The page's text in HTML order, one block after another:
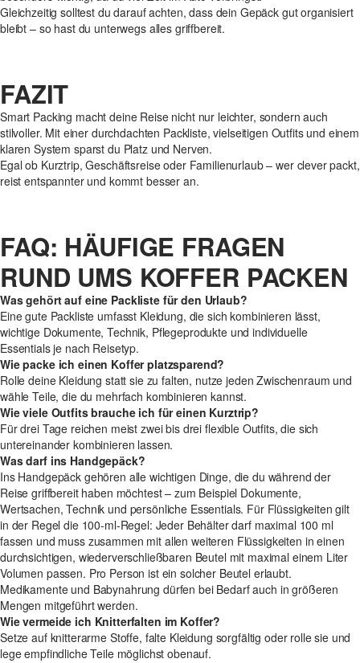
Gleichzeitig solltest du darauf achten, dass dein Gepäck gut organisiert
bleibt – so hast du unterwegs alles griffbereit.
FAZIT
Smart Packing macht deine Reise nicht nur leichter, sondern auch
stilvoller. Mit einer durchdachten Packliste, vielseitigen Outfits und einem
klaren System sparst du Platz und Nerven.
Egal ob Kurztrip, Geschäftsreise oder Familienurlaub – wer clever packt,
reist entspannter und kommt besser an.
FAQ: HÄUFIGE FRAGEN
RUND UMS KOFFER PACKEN
Was gehört auf eine Packliste für den Urlaub?
Eine gute Packliste umfasst Kleidung, die sich kombinieren lässt,
wichtige Dokumente, Technik, Pflegeprodukte und individuelle
Essentials je nach Reisetyp.
Wie packe ich einen Koffer platzsparend?
Rolle deine Kleidung statt sie zu falten, nutze jeden Zwischenraum und
wähle Teile, die du mehrfach kombinieren kannst.
Wie viele Outfits brauche ich für einen Kurztrip?
Für drei Tage reichen meist zwei bis drei flexible Outfits, die sich
untereinander kombinieren lassen.
Was darf ins Handgepäck?
Ins Handgepäck gehören alle wichtigen Dinge, die du während der
Reise griffbereit haben möchtest – zum Beispiel Dokumente,
Wertsachen, Technik und persönliche Essentials. Für Flüssigkeiten gilt
in der Regel die 100-ml-Regel: Jeder Behälter darf maximal 100 ml
fassen und muss zusammen mit allen weiteren Flüssigkeiten in einen
durchsichtigen, wiederverschließbaren Beutel mit maximal einem Liter
Volumen passen. Pro Person ist ein solcher Beutel erlaubt.
Medikamente und Babynahrung dürfen bei Bedarf auch in größeren
Mengen mitgeführt werden.
Wie vermeide ich Knitterfalten im Koffer?
Setze auf knitterarme Stoffe, falte Kleidung sorgfältig oder rolle sie und
lege empfindliche Teile möglichst obenauf.